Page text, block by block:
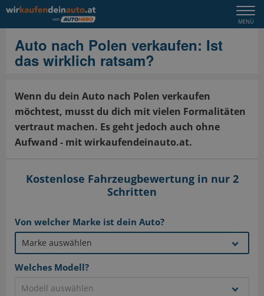
MENÜ
Auto nach Polen verkaufen: Ist
das wirklich ratsam?
Wenn du dein Auto nach Polen verkaufen
möchtest, musst du dich mit vielen Formalitäten
vertraut machen. Es geht jedoch auch ohne
Aufwand - mit wirkaufendeinauto.at.
Kostenlose Fahrzeugbewertung in nur 2
Schritten
Von welcher Marke ist dein Auto?
Welches Modell?